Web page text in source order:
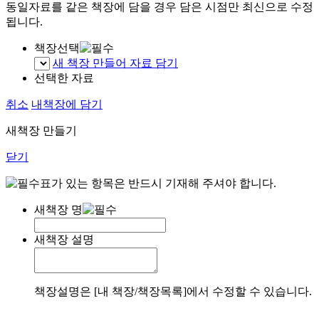
동일자료를 같은 책장에 담을 경우 담은 시점만 최신으로 수정
됩니다.
책장선택
새 책장 만들어 자료 담기
선택한 자료
취소 내책장에 담기
새책장 만들기
닫기
표가 있는 항목은 반드시 기재해 주셔야 합니다.
새책장 명
새책장 설명
책장설명은 [내 책장/책장목록]에서 수정할 수 있습니다.